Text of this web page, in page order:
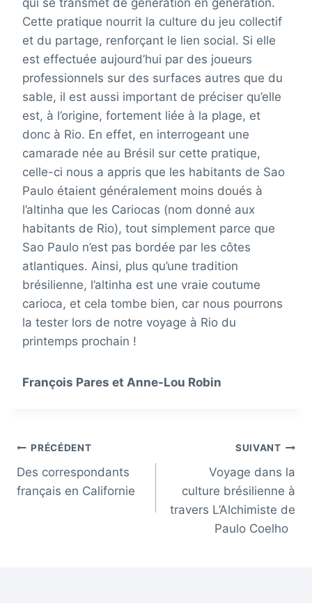
Cette pratique nourrit la culture du jeu collectif
et du partage, renforçant le lien social. Si elle
est effectuée aujourd’hui par des joueurs
professionnels sur des surfaces autres que du
sable, il est aussi important de préciser qu’elle
est, à l’origine, fortement liée à la plage, et
donc à Rio. En effet, en interrogeant une
camarade née au Brésil sur cette pratique,
celle-ci nous a appris que les habitants de Sao
Paulo étaient généralement moins doués à
l’altinha que les Cariocas (nom donné aux
habitants de Rio), tout simplement parce que
Sao Paulo n’est pas bordée par les côtes
atlantiques. Ainsi, plus qu’une tradition
brésilienne, l’altinha est une vraie coutume
carioca, et cela tombe bien, car nous pourrons
la tester lors de notre voyage à Rio du
printemps prochain !
François Pares et Anne-Lou Robin
Navigation
de
PRÉCÉDENT
Des correspondants
français en Californie
SUIVANT
Voyage dans la
culture brésilienne à
travers L’Alchimiste de
Paulo Coelho